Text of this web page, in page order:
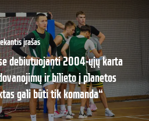
įrašas
debiutuojanti 2004-ųjų karta
ir bilieto į planetos
gali būti tik komanda“